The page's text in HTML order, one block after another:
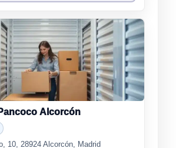
Alcorcón
10, 28924 Alcorcón, Madrid